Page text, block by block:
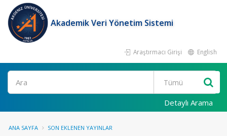
Akademik Veri Yönetim Sistemi
Araştırmacı Girişi English
Ara
Detaylı Arama
ANA SAYFA SON EKLENEN YAYINLAR